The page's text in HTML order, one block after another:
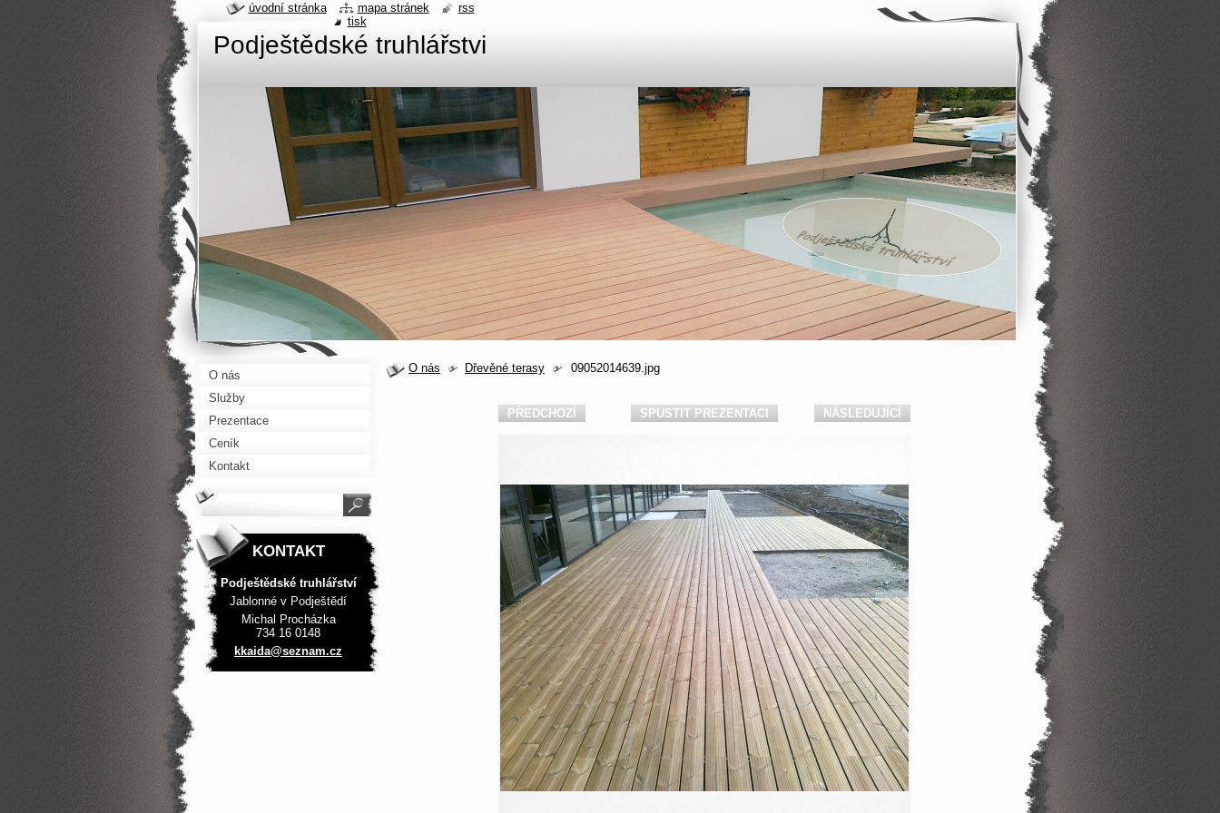
Podještědské truhlářstvi
O nás Dřevěné terasy 09052014639.jpg
PŘEDCHOZÍ SPUSTIT PREZENTACI NÁSLEDUJÍCÍ
O nás
Služby
Prezentace
Ceník
Kontakt
KONTAKT
Podještědské truhlářství
Jablonné v Podještědí
Michal Procházka
734 16 0148
kkaida@seznam.cz
úvodní stránka mapa stránek
rss
tisk